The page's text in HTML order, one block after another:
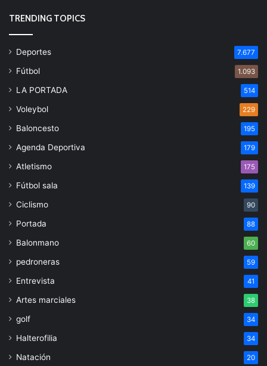
TRENDING TOPICS
Deportes 7.677
Fútbol 1.093
LA PORTADA 514
Voleybol 229
Baloncesto 195
Agenda Deportiva 179
Atletismo 175
Fútbol sala 139
Ciclismo 90
Portada 88
Balonmano 60
pedroneras 59
Entrevista 41
Artes marciales 38
golf 34
Halterofilia 34
Natación 20